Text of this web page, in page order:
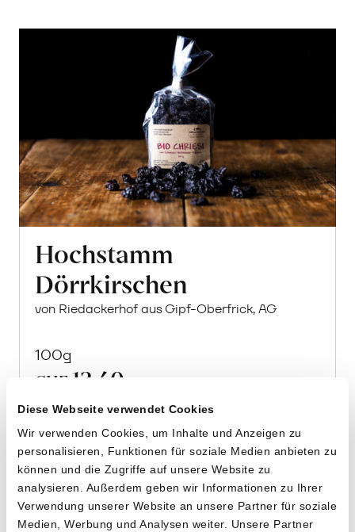
Diese Webseite verwendet Cookies
Wir verwenden Cookies, um Inhalte und Anzeigen zu
personalisieren, Funktionen für soziale Medien anbieten zu
können und die Zugriffe auf unsere Website zu
analysieren. Außerdem geben wir Informationen zu Ihrer
Verwendung unserer Website an unsere Partner für soziale
Medien, Werbung und Analysen weiter. Unsere Partner
Hochstamm
Dörrkirschen
von Riedackerhof aus Gipf-Oberfrick, AG
100g
CHF 13.40
13.40 pro 100g
In
den
Warenkorb